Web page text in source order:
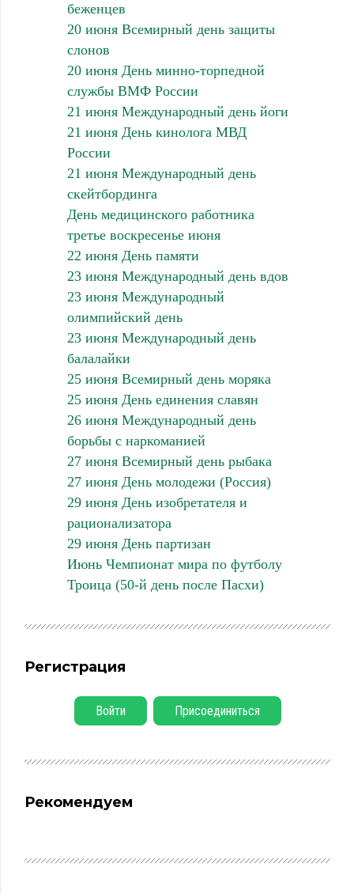
беженцев
20 июня Всемирный день защиты
слонов
20 июня День минно-торпедной
службы ВМФ России
21 июня Международный день йоги
21 июня День кинолога МВД
России
21 июня Международный день
скейтбординга
День медицинского работника
третье воскресенье июня
22 июня День памяти
23 июня Международный день вдов
23 июня Международный
олимпийский день
23 июня Международный день
балалайки
25 июня Всемирный день моряка
25 июня День единения славян
26 июня Международный день
борьбы с наркоманией
27 июня Всемирный день рыбака
27 июня День молодежи (Россия)
29 июня День изобретателя и
рационализатора
29 июня День партизан
Июнь Чемпионат мира по футболу
Троица (50-й день после Пасхи)
Регистрация
Войти Присоединиться
Рекомендуем